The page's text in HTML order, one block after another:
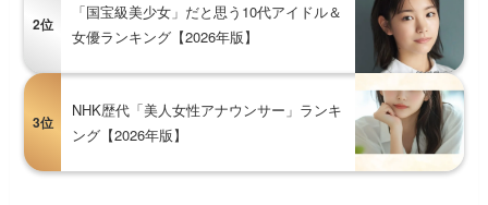
2位
「国宝級美少女」だと思う10代アイドル＆
女優ランキング【2026年版】
3位
NHK歴代「美人女性アナウンサー」ランキ
ング【2026年版】